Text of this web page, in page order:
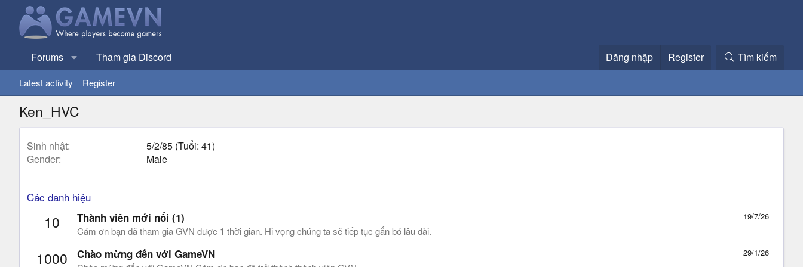
Forums Tham gia Discord Đăng nhập Register Tìm kiếm
Latest activity Register
Ken_HVC
Sinh nhật
5/2/85 (Tuổi: 41)
Gender
Male
Các danh hiệu
10 19/7/26
Thành viên mới nổi (1)
Cám ơn bạn đã tham gia GVN được 1 thời gian. Hi vọng chúng ta sẽ tiếp tục gắn bó lâu dài.
1000 29/1/26
Chào mừng đến với GameVN